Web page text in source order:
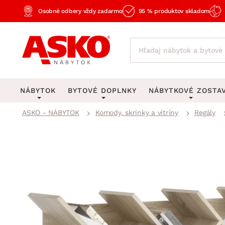
Osobné odbery vždy zadarmo 95 % produktov skladom
NÁBYTOK
Pracovňa a kancelária
BYTOVÉ DOPLNKY
Zobrazit vše
Stojacie lampy
Zobrazit vše
NÁBYTKOVÉ
Detské zostavy
Predsieňové
ASKO - NÁBYTOK Komody, skrinky a vitríny Regály